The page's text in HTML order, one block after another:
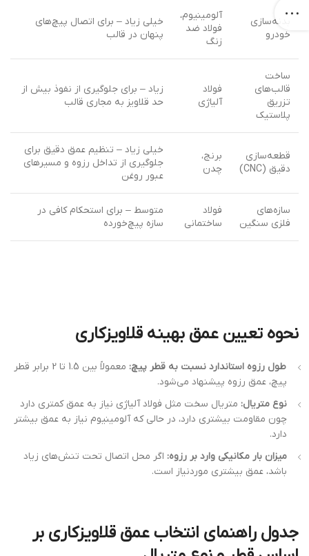
بدنه‌سازی
خودرو
آلومینیوم،
فولاد ضد
زنگ
خیلی زیاد – برای اتصال پیچ‌های
پنهان در قالب
ساخت
قالب‌های
تزریق
پلاستیک
فولاد
آلیاژی
زیاد – برای جلوگیری از نفوذ بیش از
حد قلاویز به مجاری قالب
قطعه‌سازی
دقیق (CNC)
برنج،
چدن
خیلی زیاد – تنظیم عمق دقیق برای
جلوگیری از تداخل رزوه و مسیرهای
عبور روغن
سازه‌های
فلزی سنگین
فولاد
ساختمانی
متوسط – برای استحکام کافی در
سازه پیچ‌خورده
نحوه تعیین عمق بهینه قلاویزکاری
طول رزوه استاندارد نسبت به قطر پیچ:
معمولاً بین 1.5 تا 2 برابر قطر
پیچ، عمق رزوه پیشنهاد می‌شود.
نوع متریال: متریال سخت مثل فولاد آلیاژی نیاز به عمق کمتری دارد
چون مقاومت بیشتری دارد، در حالی که آلومینیوم نیاز به عمق بیشتر
دارد.
میزان بار مکانیکی وارد بر رزوه: اگر محل اتصال تحت تنش‌های زیاد
باشد، عمق بیشتری موردنیاز است.
جدول راهنمای انتخاب عمق قلاویزکاری بر